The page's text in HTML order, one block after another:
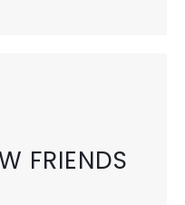
FRIENDS